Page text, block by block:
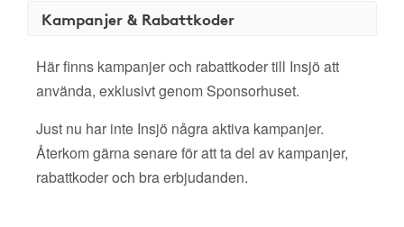
Kampanjer & Rabattkoder
Här finns kampanjer och rabattkoder till Insjö att
använda, exklusivt genom Sponsorhuset.
Just nu har inte Insjö några aktiva kampanjer.
Återkom gärna senare för att ta del av kampanjer,
rabattkoder och bra erbjudanden.